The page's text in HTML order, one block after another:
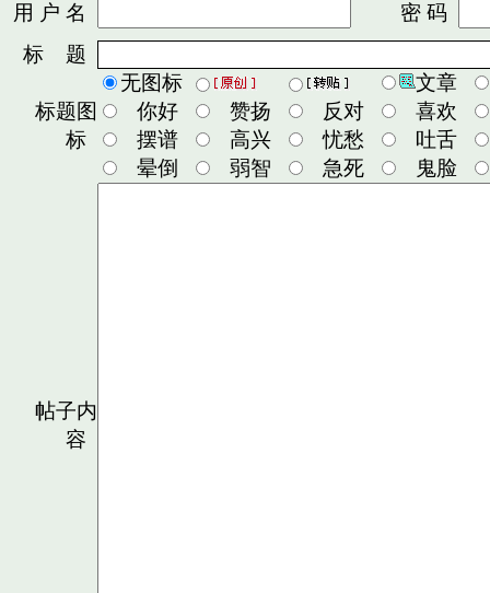
用 户 名
密 码
标 题
标题图
标
无图标
文章
你好
赞扬 反对
喜欢
摆谱
高兴 忧愁
吐舌
晕倒
弱智 急死 鬼脸
帖子内
容